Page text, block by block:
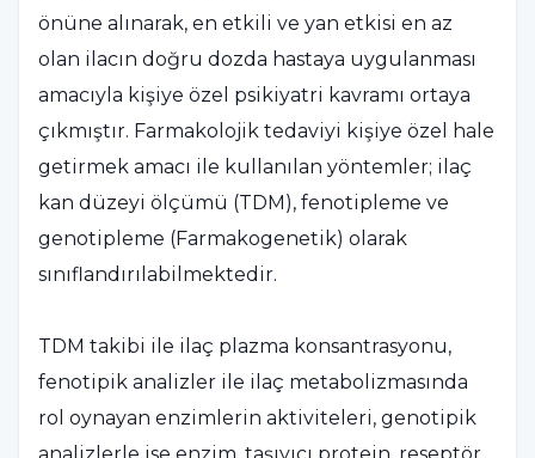
önüne alınarak, en etkili ve yan etkisi en az
olan ilacın doğru dozda hastaya uygulanması
amacıyla kişiye özel psikiyatri kavramı ortaya
çıkmıştır. Farmakolojik tedaviyi kişiye özel hale
getirmek amacı ile kullanılan yöntemler; ilaç
kan düzeyi ölçümü (TDM), fenotipleme ve
genotipleme (Farmakogenetik) olarak
sınıflandırılabilmektedir.
TDM takibi ile ilaç plazma konsantrasyonu,
fenotipik analizler ile ilaç metabolizmasında
rol oynayan enzimlerin aktiviteleri, genotipik